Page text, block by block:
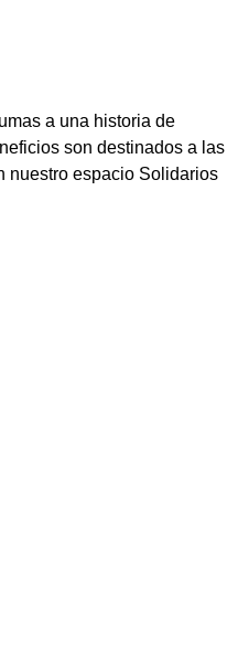
a una historia de
son destinados a las
nuestro espacio Solidarios